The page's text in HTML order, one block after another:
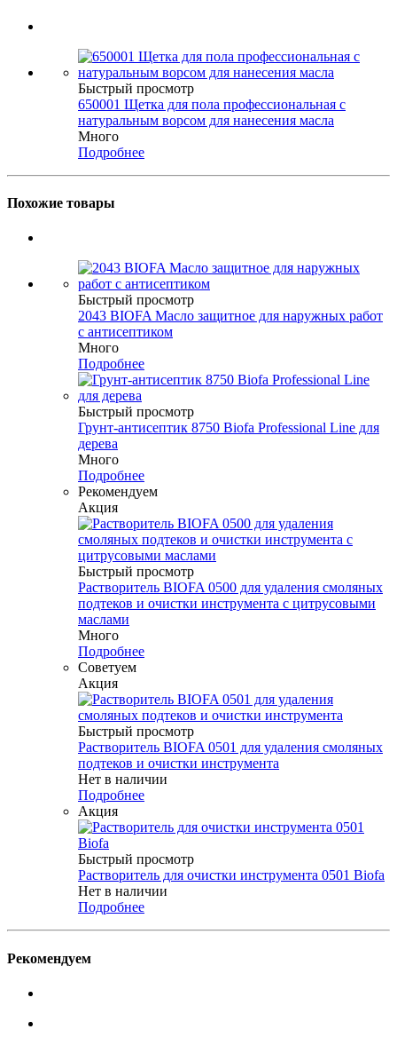
Быстрый просмотр
650001 Щетка для пола профессиональная с
натуральным ворсом для нанесения масла
Много
Подробнее
Похожие товары
Быстрый просмотр
2043 BIOFA Масло защитное для наружных работ
с антисептиком
Много
Подробнее
Быстрый просмотр
Грунт-антисептик 8750 Biofa Professional Line для
дерева
Много
Подробнее
Рекомендуем
Акция
Быстрый просмотр
Растворитель BIOFA 0500 для удаления смоляных
подтеков и очистки инструмента с цитрусовыми
маслами
Много
Подробнее
Советуем
Акция
Быстрый просмотр
Растворитель BIOFA 0501 для удаления смоляных
подтеков и очистки инструмента
Нет в наличии
Подробнее
Акция
Быстрый просмотр
Растворитель для очистки инструмента 0501 Biofa
Нет в наличии
Подробнее
Рекомендуем